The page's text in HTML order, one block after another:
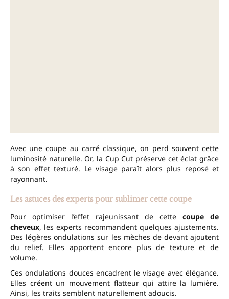
Avec une coupe au carré classique, on perd souvent cette
luminosité naturelle. Or, la Cup Cut préserve cet éclat grâce
à son effet texturé. Le visage paraît alors plus reposé et
rayonnant.
Les astuces des experts pour sublimer cette coupe
Pour optimiser l’effet rajeunissant de cette coupe de
cheveux, les experts recommandent quelques ajustements.
Des légères ondulations sur les mèches de devant ajoutent
du relief. Elles apportent encore plus de texture et de
volume.
Ces ondulations douces encadrent le visage avec élégance.
Elles créent un mouvement flatteur qui attire la lumière.
Ainsi, les traits semblent naturellement adoucis.